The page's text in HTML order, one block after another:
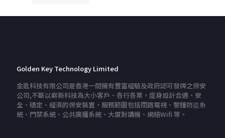
Golden Key Technology Limited
金匙科技有限公司是香港一間擁有豐富經驗及政府認可發牌之保安
公司,不斷以嶄新科技為大小客戶、各行各業，度身設計合適、安
全、穩定、經濟的保安裝置，服務範圍包括閉路電視、警鐘防盗糸
統、門禁系統、公共廣播系統、大厦對講機、網絡Wifi 等。